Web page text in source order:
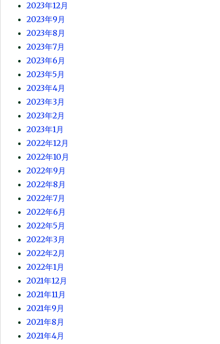
2023年12月
2023年9月
2023年8月
2023年7月
2023年6月
2023年5月
2023年4月
2023年3月
2023年2月
2023年1月
2022年12月
2022年10月
2022年9月
2022年8月
2022年7月
2022年6月
2022年5月
2022年3月
2022年2月
2022年1月
2021年12月
2021年11月
2021年9月
2021年8月
2021年4月